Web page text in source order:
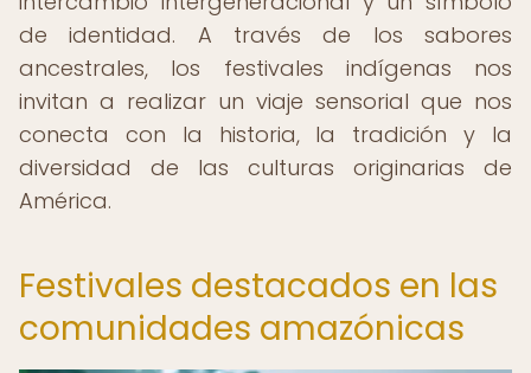
de identidad. A través de los sabores
ancestrales, los festivales indígenas nos
invitan a realizar un viaje sensorial que nos
conecta con la historia, la tradición y la
diversidad de las culturas originarias de
América.
Festivales destacados en las
comunidades amazónicas